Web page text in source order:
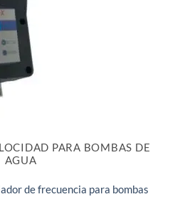
PARA BOMBAS DE
AGUA
de frecuencia para bombas